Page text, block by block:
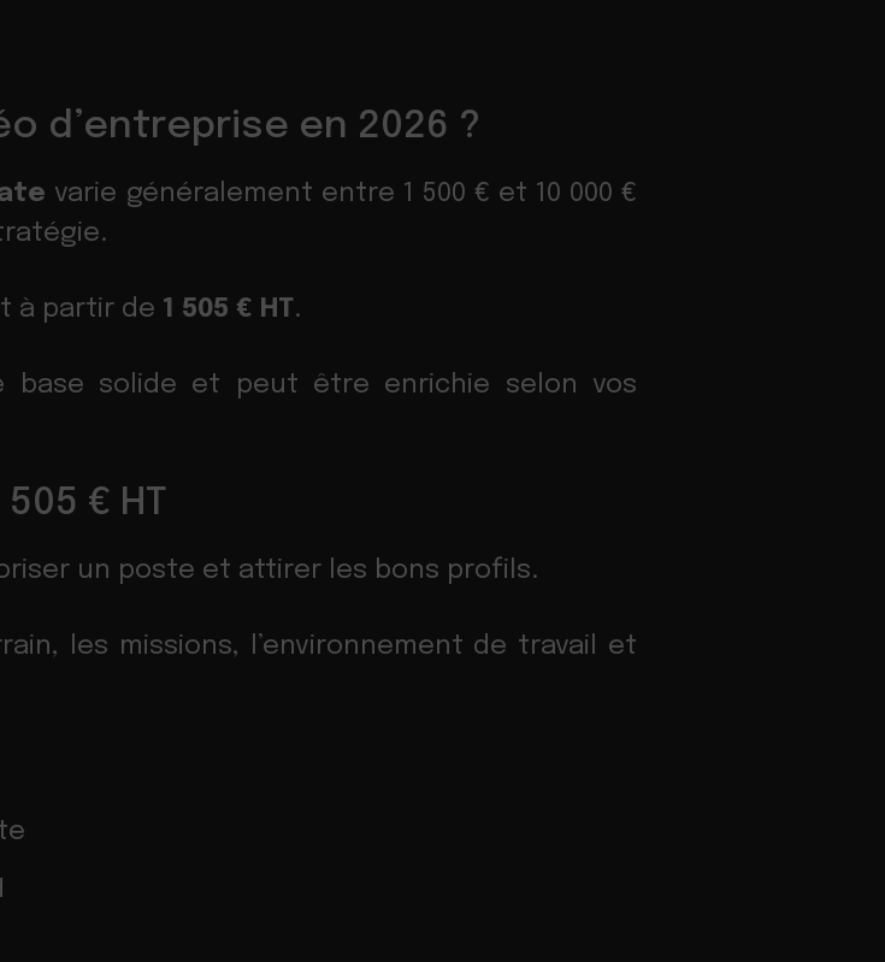
d’entreprise en 2026 ?
varie généralement entre 1 500 € et 10 000 €
à partir de 1 505 € HT.
base solide et peut être enrichie selon vos
€ HT
un poste et attirer les bons profils.
les missions, l’environnement de travail et